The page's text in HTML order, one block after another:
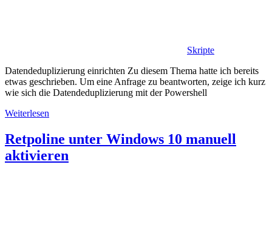
Skripte
Datendeduplizierung einrichten Zu diesem Thema hatte ich bereits
etwas geschrieben. Um eine Anfrage zu beantworten, zeige ich kurz
wie sich die Datendeduplizierung mit der Powershell
Weiterlesen
Retpoline unter Windows 10 manuell
aktivieren